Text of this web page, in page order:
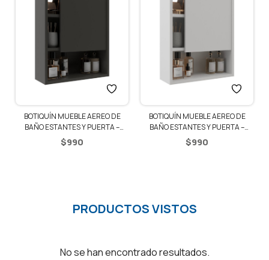
BOTIQUÍN MUEBLE AEREO DE
BAÑO ESTANTES Y PUERTA –
GRAFITE
$990
BOTIQUÍN MUEBLE AEREO DE
BAÑO ESTANTES Y PUERTA –
BLANCO
$990
PRODUCTOS VISTOS
No se han encontrado resultados.